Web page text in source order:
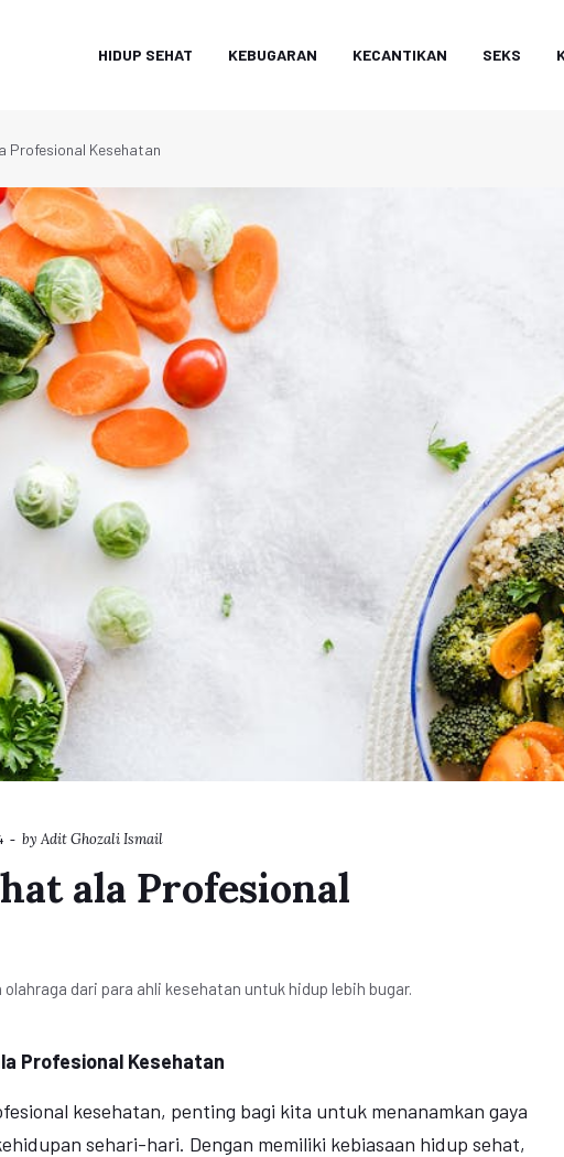
HIDUP SEHAT KEBUGARAN KECANTIKAN SEKS
Profesional Kesehatan
by Adit Ghozali Ismail
ala Profesional
dari para ahli kesehatan untuk hidup lebih bugar.
Profesional Kesehatan
kesehatan, penting bagi kita untuk menanamkan gaya
sehari-hari. Dengan memiliki kebiasaan hidup sehat,